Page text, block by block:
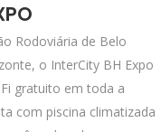
Rodoviária de Belo
o InterCity BH Expo
gratuito em toda a
com piscina climatizada